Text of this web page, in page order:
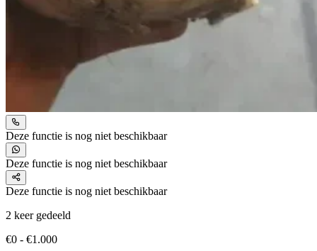
Deze functie is nog niet beschikbaar
Deze functie is nog niet beschikbaar
Deze functie is nog niet beschikbaar
2 keer gedeeld
€0 - €1.000